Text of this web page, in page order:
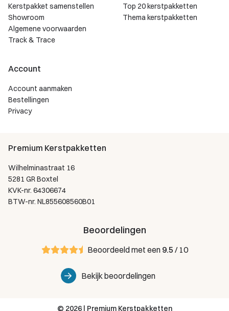
Beoordelingen
Beoordeeld met een 9.5 / 10
Bekijk beoordelingen
Kerstpakket samenstellen
Showroom
Algemene voorwaarden
Track & Trace
Top 20 kerstpakketten
Thema kerstpakketten
Account
Account aanmaken
Bestellingen
Privacy
Premium Kerstpakketten
Wilhelminastraat 16
5281 GR Boxtel
KVK-nr. 64306674
BTW-nr. NL855608560B01
© 2026 | Premium Kerstpakketten